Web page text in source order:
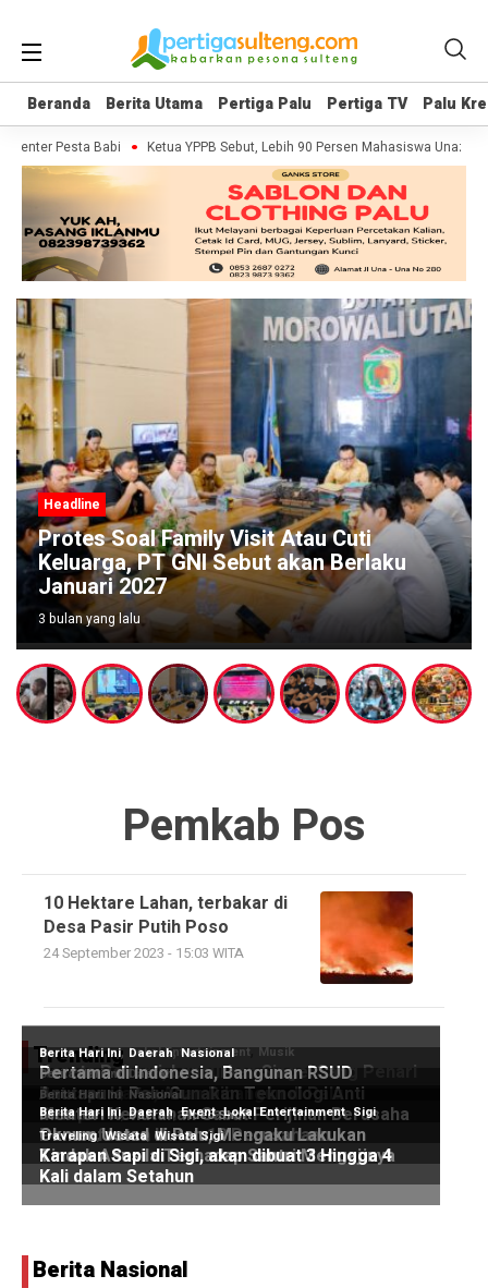
Beranda Berita Utama Pertiga Palu Pertiga TV Palu
Beranda Berita Utama Pertiga Palu Pertiga TV Palu
Pesta Babi Ketua YPPB Sebut, Lebih 90 Persen Mahasiswa
Headline
Protes Soal Family Visit Atau Cuti
Keluarga, PT GNI Sebut akan Berlaku
Januari 2027
3 bulan yang lalu
Pemkab Pos
10 Hektare Lahan, terbakar di
Desa Pasir Putih Poso
24 September 2023 - 15:03 WITA
Trending
Berita Nasional